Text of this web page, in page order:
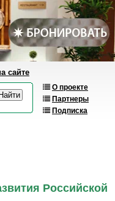
О проекте
Партнеры
Подписка
сайте
Российской